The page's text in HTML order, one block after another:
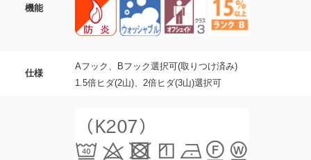
機能
仕様
Aフック、Bフック選択可(取りつけ済み)
1.5倍ヒダ(2山)、2倍ヒダ(3山)選択可